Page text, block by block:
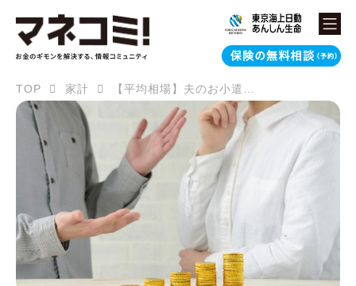
TOP 家計 【平均相場】夫のお小遣いは、手取りの何割にするのが正解？